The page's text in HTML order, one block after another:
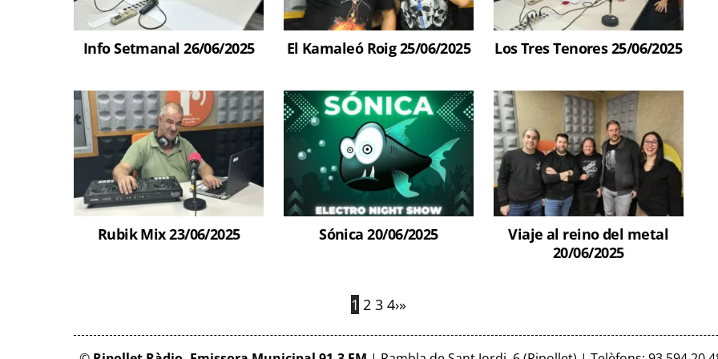
Info Setmanal 26/06/2025 El Kamaleó Roig 25/06/2025 Los Tres Tenores 25/06/2025
Rubik Mix 23/06/2025 Sónica 20/06/2025
Viaje al reino del metal
20/06/2025
1 2 3 4›»